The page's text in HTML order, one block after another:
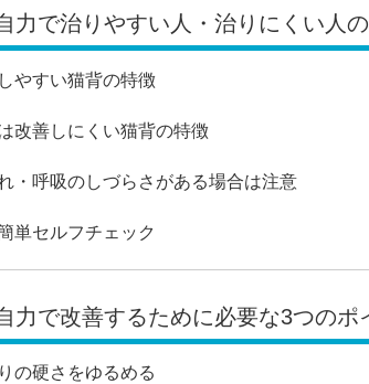
力で治りやすい人・治りにくい人
やすい猫背の特徴
改善しにくい猫背の特徴
・呼吸のしづらさがある場合は注意
単セルフチェック
力で改善するために必要な3つのポ
の硬さをゆるめる